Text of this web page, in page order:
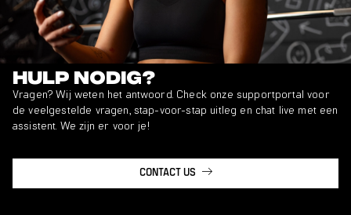
Hulp nodig?
Vragen? Wij weten het antwoord. Check onze supportportal voor
de veelgestelde vragen, stap-voor-stap uitleg en chat live met een
assistent. We zijn er voor je!
CONTACT US